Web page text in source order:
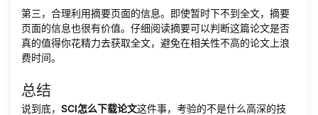
第三，合理利用摘要页面的信息。即使暂时下不到全文，摘要
页面的信息也很有价值。仔细阅读摘要可以判断这篇论文是否
真的值得你花精力去获取全文，避免在相关性不高的论文上浪
费时间。
总结
说到底， SCI怎么下载论文这件事，考验的不是什么高深的技